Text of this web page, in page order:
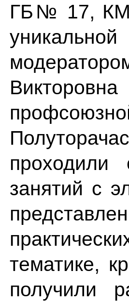
ГБ№ 17,
занятий с
тематике,
получили